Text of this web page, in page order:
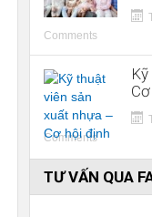
Comments
Comments
TƯ VẤN QUA